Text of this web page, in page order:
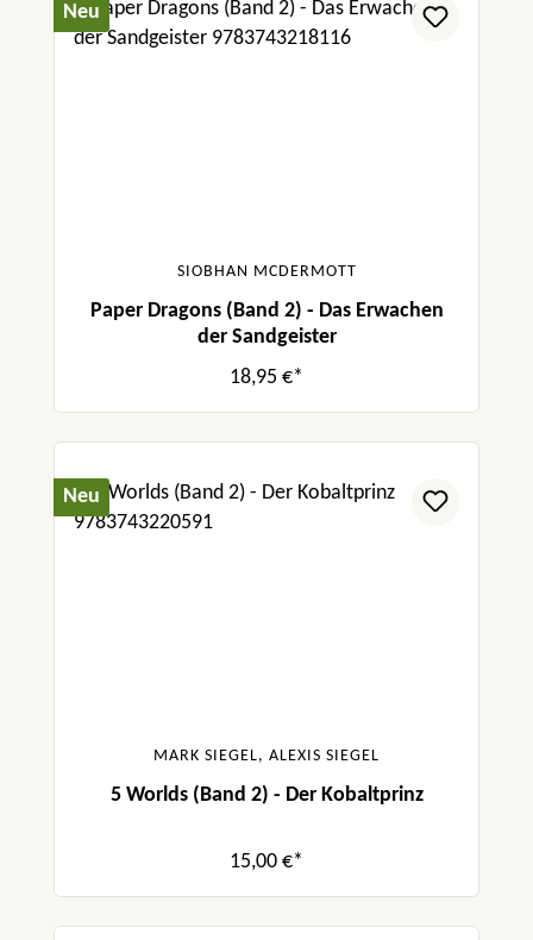
Neu
SIOBHAN MCDERMOTT
Paper Dragons (Band 2) - Das Erwachen
der Sandgeister
18,95 €*
Neu
MARK SIEGEL, ALEXIS SIEGEL
5 Worlds (Band 2) - Der Kobaltprinz
15,00 €*